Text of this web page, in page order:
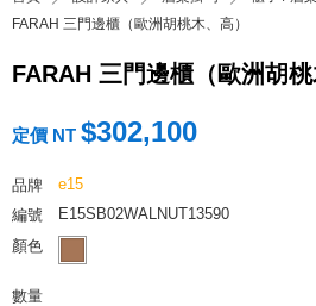
FARAH 三門邊櫃（歐洲胡桃木、高）
FARAH 三門邊櫃（歐洲胡桃
定價 NT $302,100
品牌
e15
編號
E15SB02WALNUT13590
顏色
數量